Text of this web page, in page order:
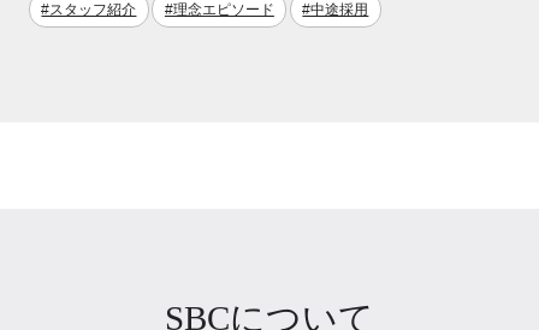
#スタッフ紹介 #理念エピソード #中途採用
SBCについて